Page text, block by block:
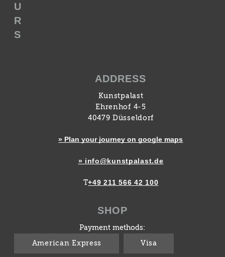
U
R
S
ADDRESS
Kunstpalast
Ehrenhof 4-5
40479 Düsseldorf
» Plan your journey on google maps
» info@kunstpalast.de
T+49 211 566 42 100
SHOP
Payment methods:
American Express Visa